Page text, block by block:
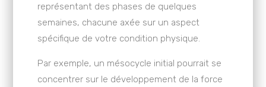
représentant des phases de quelques
semaines, chacune axée sur un aspect
spécifique de votre condition physique.
Par exemple, un mésocycle initial pourrait se
concentrer sur le développement de la force